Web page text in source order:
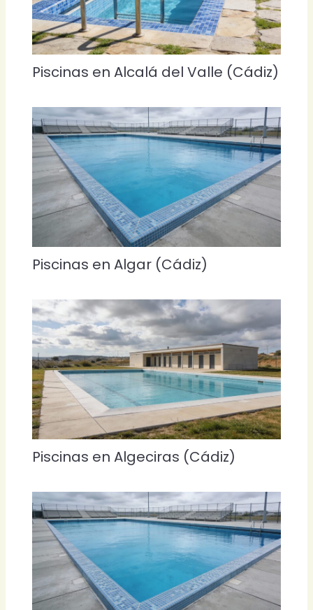
Piscinas en Alcalá del Valle (Cádiz)
Piscinas en Algar (Cádiz)
Piscinas en Algeciras (Cádiz)